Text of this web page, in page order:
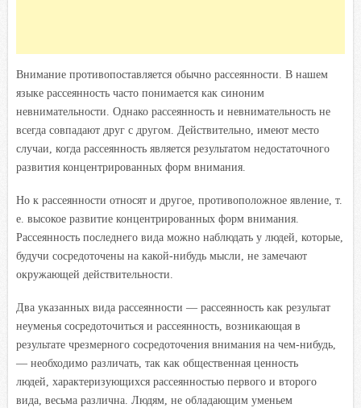
Внимание противопоставляется обычно рассеянности. В нашем
языке рассеянность часто понимается как синоним
невнимательности. Однако рассеянность и невнимательность не
всегда совпадают друг с другом. Действительно, имеют место
случаи, когда рассеянность является результатом недостаточного
развития концентрированных форм внимания.
Но к рассеянности относят и другое, противоположное явление, т.
е. высокое развитие концентрированных форм внимания.
Рассеянность последнего вида можно наблюдать у людей, которые,
будучи сосредоточены на какой-нибудь мысли, не замечают
окружающей действительности.
Два указанных вида рассеянности — рассеянность как результат
неуменья сосредоточиться и рассеянность, возникающая в
результате чрезмерного сосредоточения внимания на чем-нибудь,
— необходимо различать, так как общественная ценность
людей, характеризующихся рассеянностью первого и второго
вида, весьма различна. Людям, не обладающим уменьем